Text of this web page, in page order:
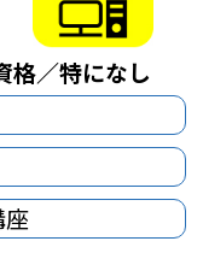
格／特になし
座